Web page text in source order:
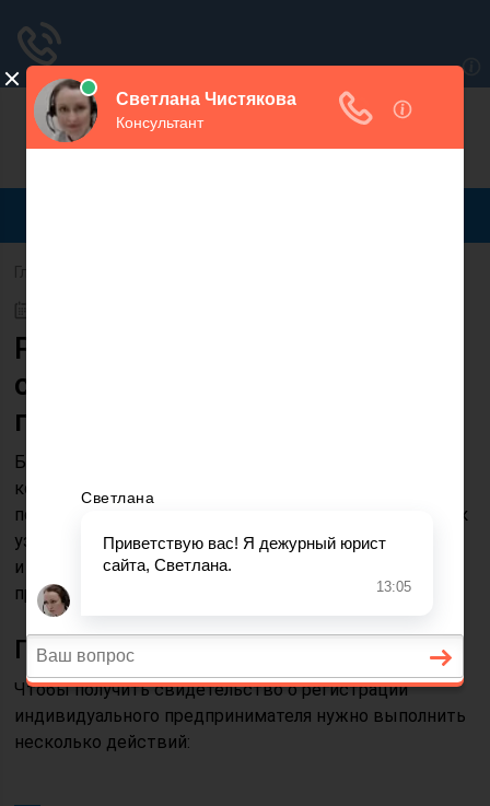
Регистрация ип в налоговой
службе: как встать на учет
предпринимателю
Будущих предпринимателей волнует большое
количество вопросов: какие документы нужно
подготовить, сколько времени займет процедура, как
узнать куда обращаться, чтобы зарегистрировать ИП
и кто выдает свидетельство. На самом деле
процедура оформления проще, чем кажется.
Порядок действий
Чтобы получить свидетельство о регистрации
индивидуального предпринимателя нужно выполнить
несколько действий: